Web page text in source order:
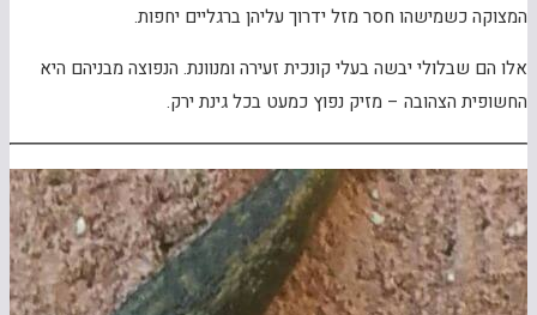
המצוקה כשמישהו חסר מזל ידרוך עליהן ברגליים יחפות.
אלו הם שבלולי יבשה בעלי קונכית זעירה ומנוונת. הנפוצה מבניהם היא
החשופית הצהובה – מזיק נפוץ כמעט בכל גינת ירק.